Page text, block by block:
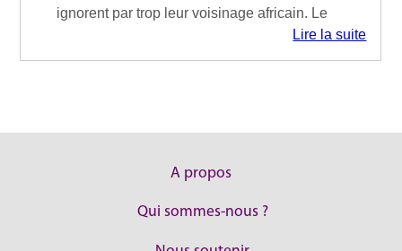
ignorent par trop leur voisinage africain. Le
Lire la suite
A propos
Qui sommes-nous ?